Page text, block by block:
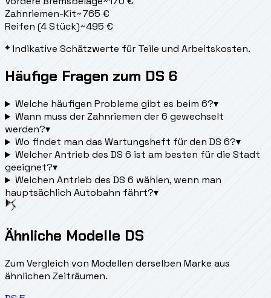
Zahnriemen-Kit~765 €
Reifen (4 Stück)~495 €
* Indikative Schätzwerte für Teile und Arbeitskosten.
Häufige Fragen zum DS 6
Welche häufigen Probleme gibt es beim 6?▾
Wann muss der Zahnriemen der 6 gewechselt
werden?▾
Wo findet man das Wartungsheft für den DS 6?▾
Welcher Antrieb des DS 6 ist am besten für die Stadt
geeignet?▾
Welchen Antrieb des DS 6 wählen, wenn man
hauptsächlich Autobahn fährt?▾
Ähnliche Modelle DS
Zum Vergleich von Modellen derselben Marke aus
ähnlichen Zeiträumen.